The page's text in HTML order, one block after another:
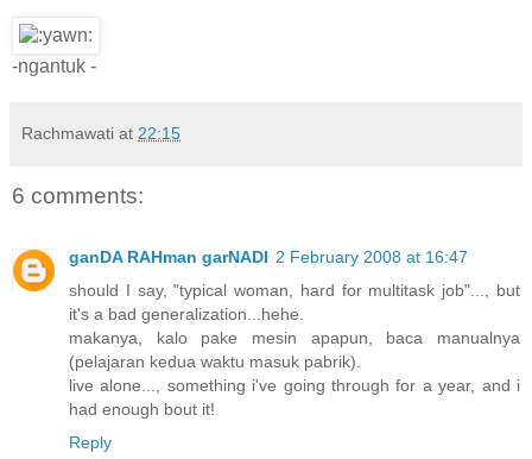
-ngantuk -
Rachmawati at 22:15
6 comments:
ganDA RAHman garNADI 2 February 2008 at 16:47
should I say, "typical woman, hard for multitask job"..., but
it's a bad generalization...hehe.
makanya, kalo pake mesin apapun, baca manualnya
(pelajaran kedua waktu masuk pabrik).
live alone..., something i've going through for a year, and i
had enough bout it!
Reply